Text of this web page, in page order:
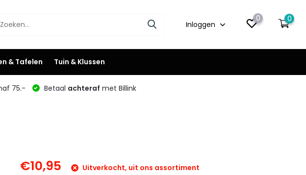
Inloggen
0 0
& Tafelen Tuin & Klussen
75.- Betaal achteraf met Billink
€10,95 Uitverkocht, uit ons assortiment